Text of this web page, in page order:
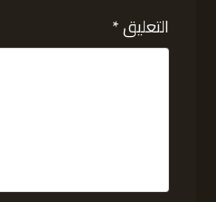
التعليق*